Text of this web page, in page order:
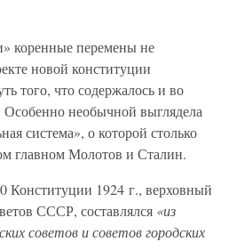
коренные перемены не
новой конституции
того, что содержалось и во
Особенно необычной выглядела
система», о которой столько
главном Молотов и Сталин.
Конституции 1924 г., верховный
СССР, составлялся «из
советов и советов городских